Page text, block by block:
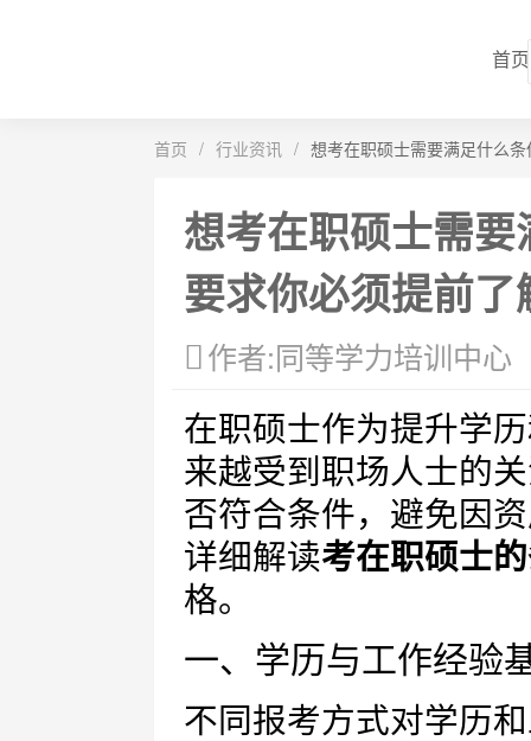
首页
首页 / 行业资讯 / 想考在职硕士需要满足什么
想考在职硕士需
要求你必须提前了
作者:同等学力培训中心
在职硕士作为提升学
来越受到职场人士的
否符合条件，避免因
详细解读考在职硕士
格。
一、学历与工作经验
不同报考方式对学历